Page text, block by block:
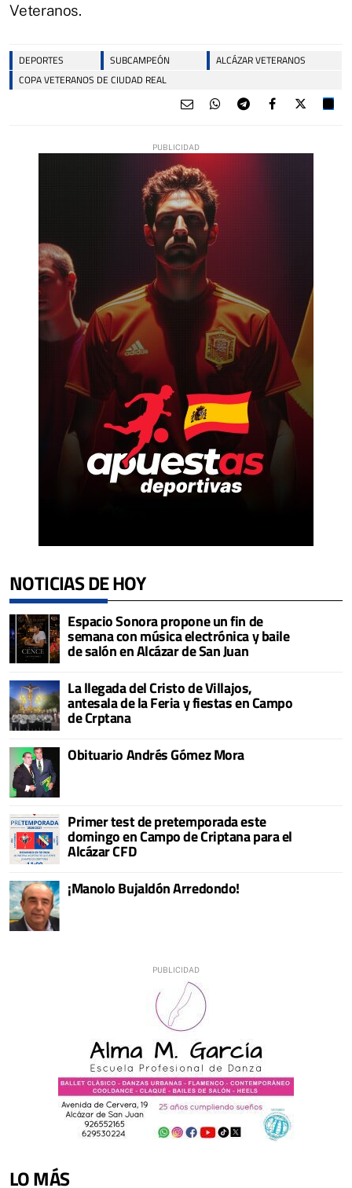
Veteranos.
DEPORTES SUBCAMPEÓN
ALCÁZAR VETERANOS
COPA VETERANOS DE CIUDAD REAL
NOTICIAS DE HOY
Espacio Sonora propone un fin de
semana con música electrónica y baile
de salón en Alcázar de San Juan
La llegada del Cristo de Villajos,
antesala de la Feria y fiestas en Campo
de Crptana
Obituario Andrés Gómez Mora
Primer test de pretemporada este
domingo en Campo de Criptana para el
Alcázar CFD
¡Manolo Bujaldón Arredondo!
LO MÁS